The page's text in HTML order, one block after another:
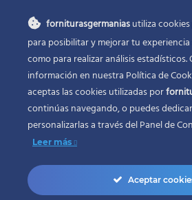
CONTACTO
Fornituras Germanías, Calle Sevilla 2, 46006
Phone:96 341 53 35
Email:info@forniturasgermanias.com
forniturasgermaniasutiliza
para posibilitar y mejorar tu
como para realizar análisis estadísticos.
información en nuestra Política de
aceptas las cookies utilizadas por
continúas navegando, o puedes
personalizarlas a través delPanel de
Leer más
Aceptar